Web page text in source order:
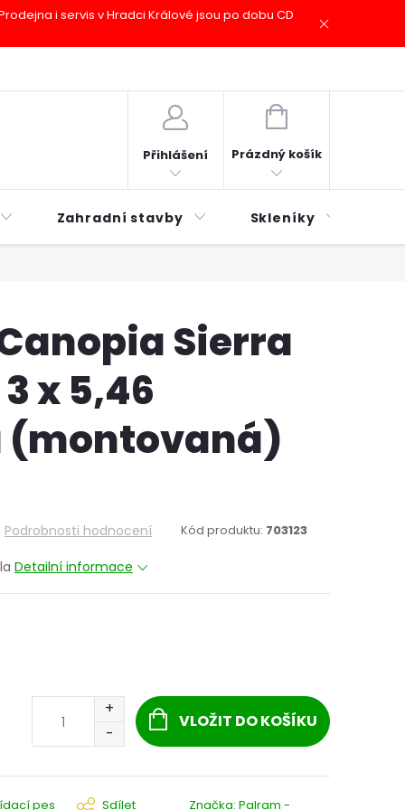
i servis v Hradci Králové jsou po dobu CD
ESSOX
Přihlášení
NÁKUPNÍ
Prázdný košík
Zahradní stavby Skleníky
Sierra
x 5,46
Podrobnosti hodnocení Kód produktu: 703123
Detailní informace
VLOŽIT DO KOŠÍKU
pes Sdílet Značka:Palram -